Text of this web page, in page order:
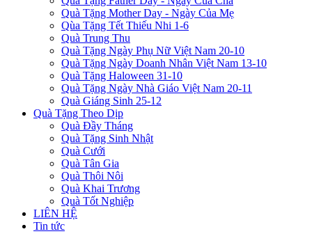
Quà Tặng Mother Day - Ngày Của Mẹ
Qùa Tặng Tết Thiếu Nhi 1-6
Quà Trung Thu
Quà Tặng Ngày Phụ Nữ Việt Nam 20-10
Quà Tặng Ngày Doanh Nhân Việt Nam 13-10
Quà Tặng Haloween 31-10
Quà Tặng Ngày Nhà Giáo Việt Nam 20-11
Quà Giáng Sinh 25-12
Quà Tặng Theo Dịp
Quà Đầy Tháng
Quà Tặng Sinh Nhật
Quà Cưới
Quà Tân Gia
Quà Thôi Nôi
Quà Khai Trương
Quà Tốt Nghiệp
LIÊN HỆ
Tin tức